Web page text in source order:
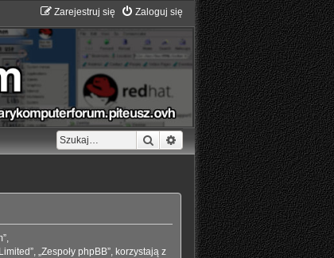
Zaloguj się
Zarejestruj się
Szukaj Wyszukiwanie zaawansowane
„Zespoły phpBB”, korzystają z